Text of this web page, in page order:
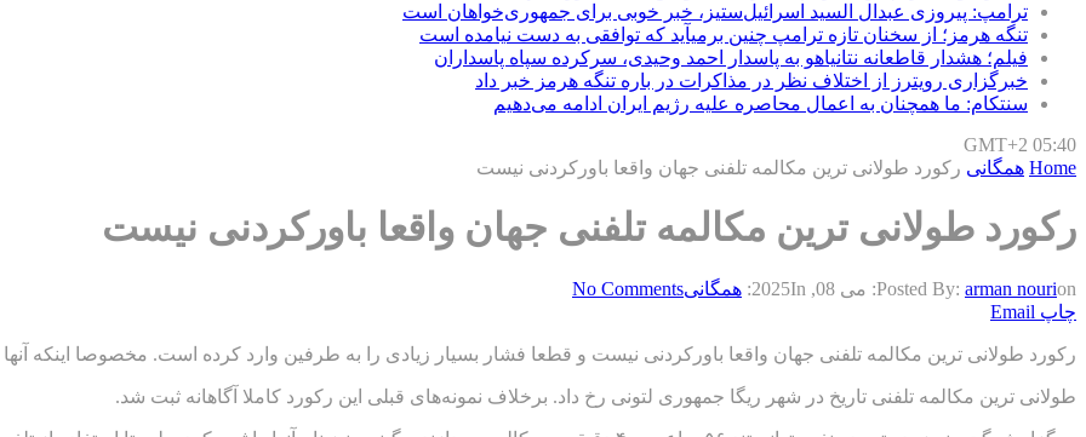
ترامپ: پیروزی عبدال السید اسرائیل‌ستیز، خبر خوبی برای جمهوری‌خواهان است
تنگه هرمز؛ از سخنان تازه ترامپ چنین برمیآید که توافقی به دست نیامده است
فیلم؛ هشدار قاطعانه نتانیاهو به پاسدار احمد وحیدی، سرکرده سپاه پاسداران
خبرگزاری رویترز از اختلاف نظر در مذاکرات در باره تنگه هرمز خبر داد
سنتکام: ما همچنان به اعمال محاصره علیه رژیم ایران ادامه می‌دهیم
GMT+2 05:40
Home همگانی رکورد طولانی ترین مکالمه تلفنی جهان واقعا باورکردنی نیست
رکورد طولانی ترین مکالمه تلفنی جهان واقعا باورکردنی نیست
Posted By: arman nourion: می 08, 2025 In: همگانیNo Comments
چاپ Email
رکورد طولانی ترین مکالمه تلفنی جهان واقعا باورکردنی نیست و قطعا فشار بسیار زیادی را به طرفین وارد کرده است. مخصوصا اینکه
طولانی ترین مکالمه تلفنی تاریخ در شهر ریگا جمهوری لتونی رخ داد. برخلاف نمونه‌های قبلی این رکورد کاملا آگاهانه ثبت شد.